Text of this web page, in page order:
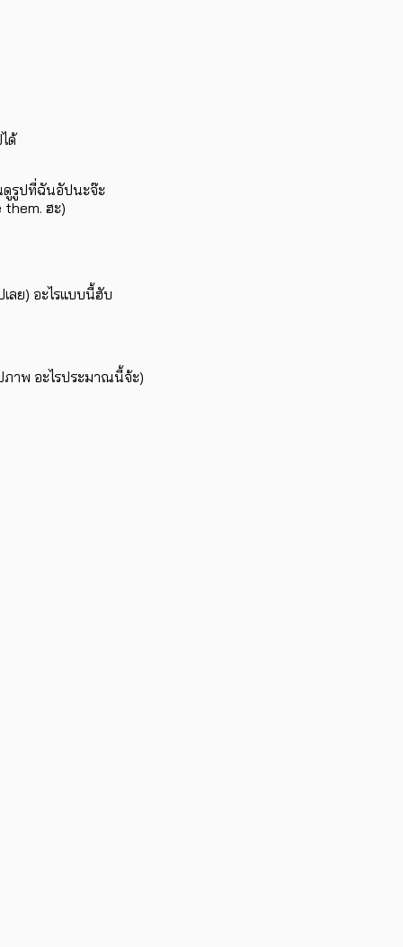
ด้
ดูรูปที่ฉันอัปนะจ๊ะ
ฮะ)
ลย) อะไรแบบนี้ฮับ
ภาพ อะไรประมาณนี้จ้ะ)